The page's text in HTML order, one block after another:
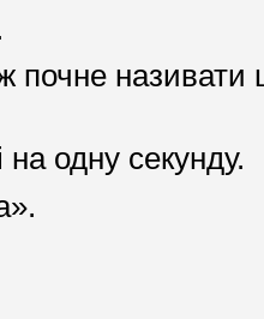
почне
одну секунду.